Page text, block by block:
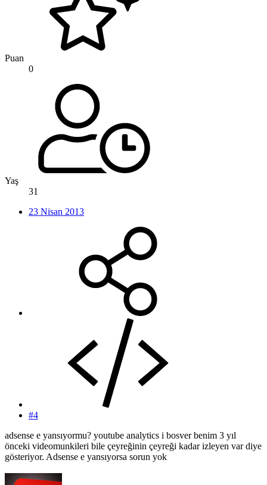
Puan
0
Yaş
31
23 Nisan 2013
#4
adsense e yansıyormu? youtube analytics i bosver benim 3 yıl
önceki videomunkileri bile çeyreğinin çeyreği kadar izleyen var diye
gösteriyor. Adsense e yansıyorsa sorun yok